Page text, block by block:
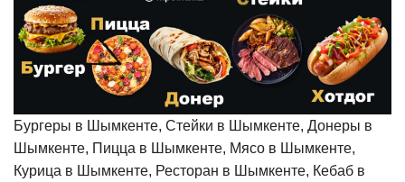
Бургеры в Шымкенте, Стейки в Шымкенте, Донеры в
Шымкенте, Пицца в Шымкенте, Мясо в Шымкенте,
Курица в Шымкенте, Ресторан в Шымкенте, Кебаб в